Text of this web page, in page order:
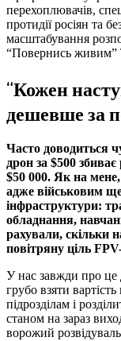
перехоплювачів,
протидії росіян та
масштабування
“Повернись живим”
“Кожен
дешевше за
Часто доводиться
дрон за $500 збиває
$50 000. Як на
адже військовим ще
інфраструктури:
обладнання,
рахували, скільки
повітряну ціль
У нас завжди про це
грубо взяти
підрозділам і
станом на зараз
ворожий